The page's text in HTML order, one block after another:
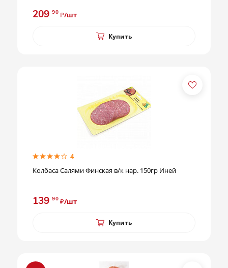
209 90 ₽/шт
Купить
4
Колбаса Салями Финская в/к нар. 150гр Иней
139 90 ₽/шт
Купить